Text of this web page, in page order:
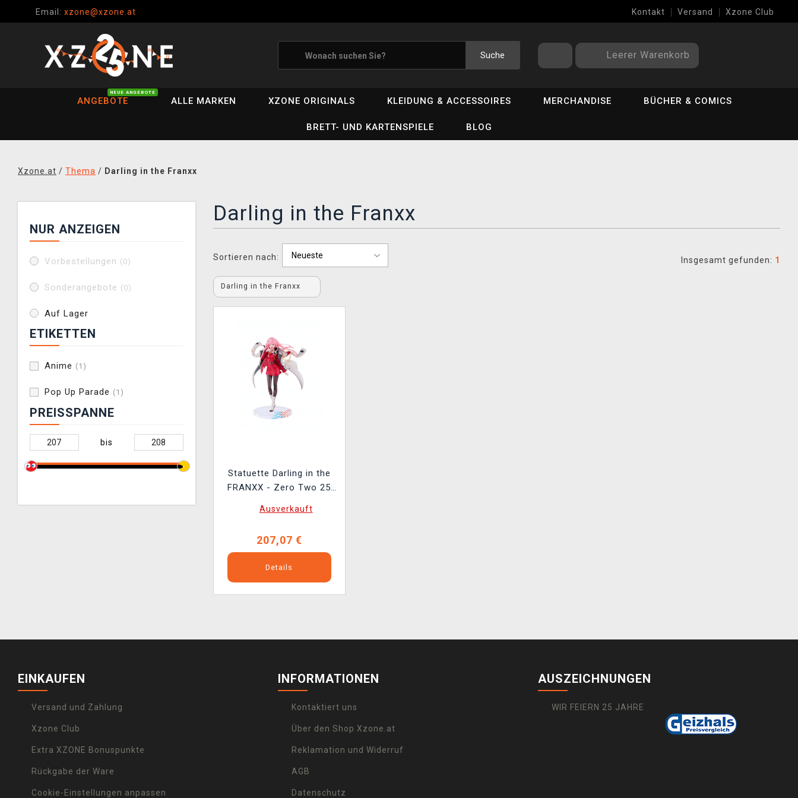
Email: xzone@xzone.at Kontakt Versand Xzone Club
Suche Leerer Warenkorb
ANGEBOTE
NEUE ANGEBOTE
ALLE MARKEN XZONE ORIGINALS KLEIDUNG & ACCESSOIRES MERCHANDISE BÜCHER & COMICS
BRETT- UND KARTENSPIELE BLOG
Xzone.at / Thema / Darling in the Franxx
NUR ANZEIGEN
Vorbestellungen (0)
Sonderangebote (0)
Auf Lager
ETIKETTEN
Anime (1)
Pop Up Parade (1)
PREISSPANNE
bis
Darling in the Franxx
Sortieren nach: Insgesamt gefunden: 1
Darling in the Franxx
Statuette Darling in the
FRANXX - Zero Two 25
Ausverkauft
207,07 €
Details
EINKAUFEN
Versand und Zahlung
Xzone Club
Extra XZONE Bonuspunkte
Rückgabe der Ware
Cookie-Einstellungen anpassen
INFORMATIONEN
Kontaktiert uns
Über den Shop Xzone.at
Reklamation und Widerruf
AGB
Datenschutz
AUSZEICHNUNGEN
WIR FEIERN 25 JAHRE